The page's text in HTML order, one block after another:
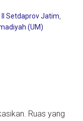
II Setdaprov Jatim
(UM)
Ruas yang